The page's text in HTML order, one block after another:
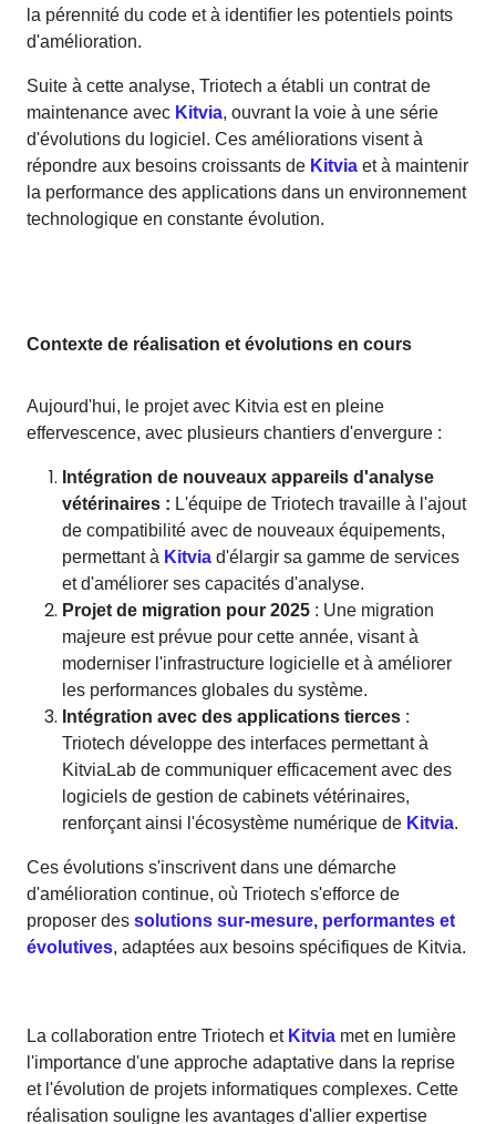
la pérennité du code et à identifier les potentiels points
d'amélioration.
Suite à cette analyse, Triotech a établi un contrat de
maintenance avec Kitvia, ouvrant la voie à une série
d'évolutions du logiciel. Ces améliorations visent à
répondre aux besoins croissants de Kitvia et à maintenir
la performance des applications dans un environnement
technologique en constante évolution.
Contexte de réalisation et évolutions en cours
Aujourd'hui, le projet avec Kitvia est en pleine
effervescence, avec plusieurs chantiers d'envergure :
Intégration de nouveaux appareils d'analyse
vétérinaires : L'équipe de Triotech travaille à l'ajout
de compatibilité avec de nouveaux équipements,
permettant à Kitvia d'élargir sa gamme de services
et d'améliorer ses capacités d'analyse.
Projet de migration pour 2025 : Une migration
majeure est prévue pour cette année, visant à
moderniser l'infrastructure logicielle et à améliorer
les performances globales du système.
Intégration avec des applications tierces :
Triotech développe des interfaces permettant à
KitviaLab de communiquer efficacement avec des
logiciels de gestion de cabinets vétérinaires,
renforçant ainsi l'écosystème numérique de Kitvia.
Ces évolutions s'inscrivent dans une démarche
d'amélioration continue, où Triotech s'efforce de
proposer des solutions sur-mesure, performantes et
évolutives, adaptées aux besoins spécifiques de Kitvia.
La collaboration entre Triotech et Kitvia met en lumière
l'importance d'une approche adaptative dans la reprise
et l'évolution de projets informatiques complexes. Cette
réalisation souligne les avantages d'allier expertise